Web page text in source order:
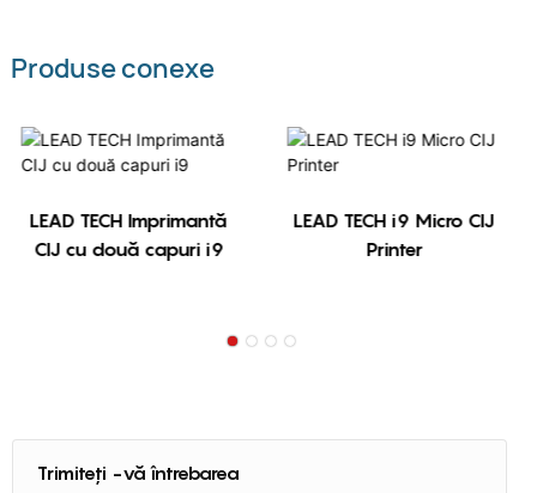
Produse conexe
LEAD TECH Imprimantă
CIJ cu două capuri i9
LEAD TECH i9 Micro CIJ
Printer
Trimiteți -vă întrebarea